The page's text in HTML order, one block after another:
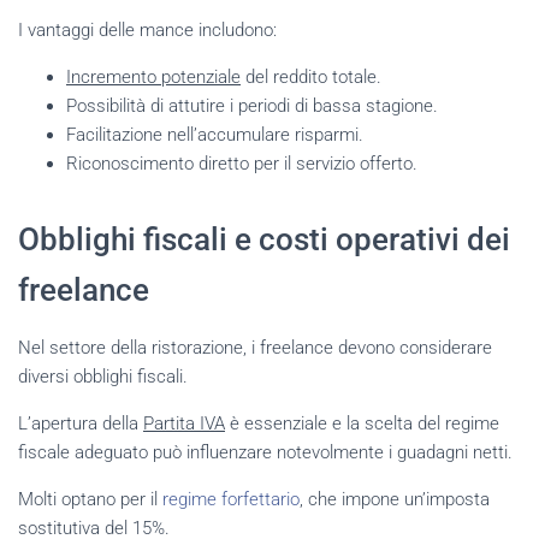
I vantaggi delle mance includono:
Incremento potenziale del reddito totale.
Possibilità di attutire i periodi di bassa stagione.
Facilitazione nell’accumulare risparmi.
Riconoscimento diretto per il servizio offerto.
Obblighi fiscali e costi operativi dei
freelance
Nel settore della ristorazione, i freelance devono considerare
diversi obblighi fiscali.
L’apertura della Partita IVA è essenziale e la scelta del regime
fiscale adeguato può influenzare notevolmente i guadagni netti.
Molti optano per il regime forfettario, che impone un’imposta
sostitutiva del 15%.